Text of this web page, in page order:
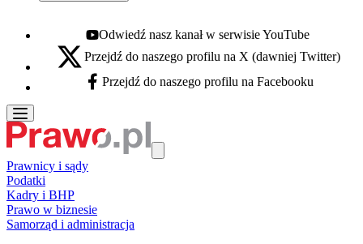
Youtube - otwiera się w nowej karcie
Odwiedź nasz kanał w serwisie YouTube
X - otwiera się w nowej karcie
Przejdź do naszego profilu na X (dawniej Twitter)
Facebook - otwiera się w nowej karcie
Przejdź do naszego profilu na Facebooku
Prawnicy i sądy
Podatki
Kadry i BHP
Prawo w biznesie
Samorząd i administracja